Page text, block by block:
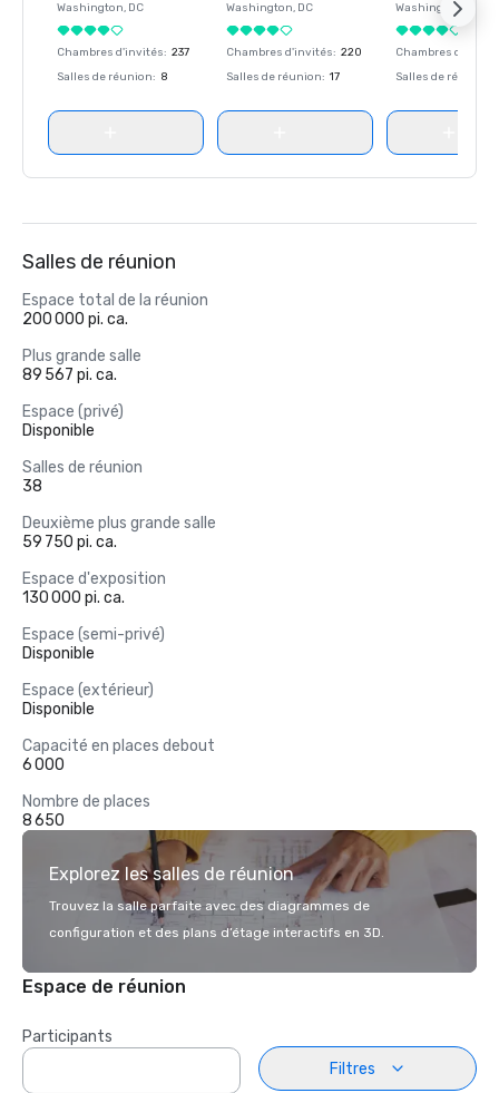
Washington, DC
Chambres d'invités: 237
Salles de réunion: 8
Washington, DC
Chambres d'invités: 220
Salles de réunion: 17
Washington
Chambres
Salles de réunion
Salles de réunion
Espace total de la réunion
200 000 pi. ca.
Plus grande salle
89 567 pi. ca.
Espace (privé)
Disponible
Salles de réunion
38
Deuxième plus grande salle
59 750 pi. ca.
Espace d'exposition
130 000 pi. ca.
Espace (semi-privé)
Disponible
Espace (extérieur)
Disponible
Capacité en places debout
6 000
Nombre de places
8 650
Explorez les salles de réunion
Trouvez la salle parfaite avec des diagrammes de
configuration et des plans d’étage interactifs en 3D.
Espace de réunion
Participants
Filtres